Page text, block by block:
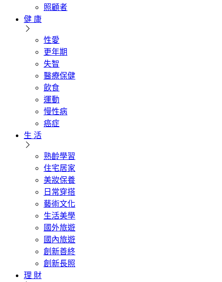
照顧者
健 康
性愛
更年期
失智
醫療保健
飲食
運動
慢性病
癌症
生 活
熟齡學習
住宅居家
美妝保養
日常穿搭
藝術文化
生活美學
國外旅遊
國內旅遊
創新善終
創新長照
理 財